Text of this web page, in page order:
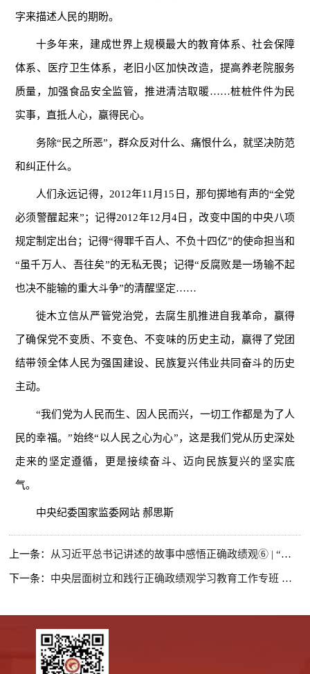
字来描述人民的期盼。
十多年来，建成世界上规模最大的教育体系、社会保障
体系、医疗卫生体系，老旧小区加快改造，提高养老院服务
质量，加强食品安全监管，推进清洁取暖……桩桩件件为民
实事，直抵人心，赢得民心。
务除“民之所恶”，群众反对什么、痛恨什么，就坚决防范
和纠正什么。
人们永远记得，2012年11月15日，那句掷地有声的“全党
必须警醒起来”；记得2012年12月4日，改变中国的中央八项
规定制定出台；记得“得罪千百人、不负十四亿”的使命担当和
“虽千万人、吾往矣”的无私无畏；记得“反腐败是一场输不起
也决不能输的重大斗争”的清醒坚定……
徙木立信从严管党治党，去腐生肌推进自我革命，赢得
了确保党不变质、不变色、不变味的历史主动，赢得了党团
结带领全体人民为强国建设、民族复兴伟业共同奋斗的历史
主动。
“我们党为人民而生、因人民而兴，一切工作都是为了人
民的幸福。”始终“以人民之心为心”，这是我们党从历史深处
走来的坚定遵循，更是接续奋斗、迈向民族复兴的坚实底
气。
中央纪委国家监委网站 郝思斯
上一条： 从习近平总书记讲述的故事中感悟正确政绩观⑥ | “面对面向群众请教、同群众商量”
下一条： 中央层面树立和践行正确政绩观学习教育工作专班 中央纪委办公厅 公开通报四川省昭觉县、湖北省文化和旅游厅及湖北艺术职业学院 政绩观存在偏差、不顾实际使用财政资金问题